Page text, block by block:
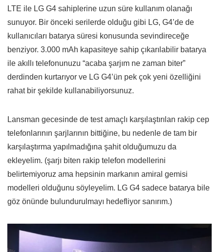
LTE ile LG G4 sahiplerine uzun süre kullanım olanağı
sunuyor. Bir önceki serilerde olduğu gibi LG, G4’de de
kullanıcıları batarya süresi konusunda sevindireceğe
benziyor. 3.000 mAh kapasiteye sahip çıkarılabilir batarya
ile akıllı telefonunuzu “acaba şarjım ne zaman biter”
derdinden kurtarıyor ve LG G4’ün pek çok yeni özelliğini
rahat bir şekilde kullanabiliyorsunuz.
Lansman gecesinde de test amaçlı karşılaştırılan rakip cep
telefonlarının şarjlarının bittiğine, bu nedenle de tam bir
karşılaştırma yapılmadığına şahit olduğumuzu da
ekleyelim. (şarjı biten rakip telefon modellerini
belirtemiyoruz ama hepsinin markanın amiral gemisi
modelleri olduğunu söyleyelim. LG G4 sadece batarya bile
göz önünde bulundurulmayı hedefliyor sanırım.)